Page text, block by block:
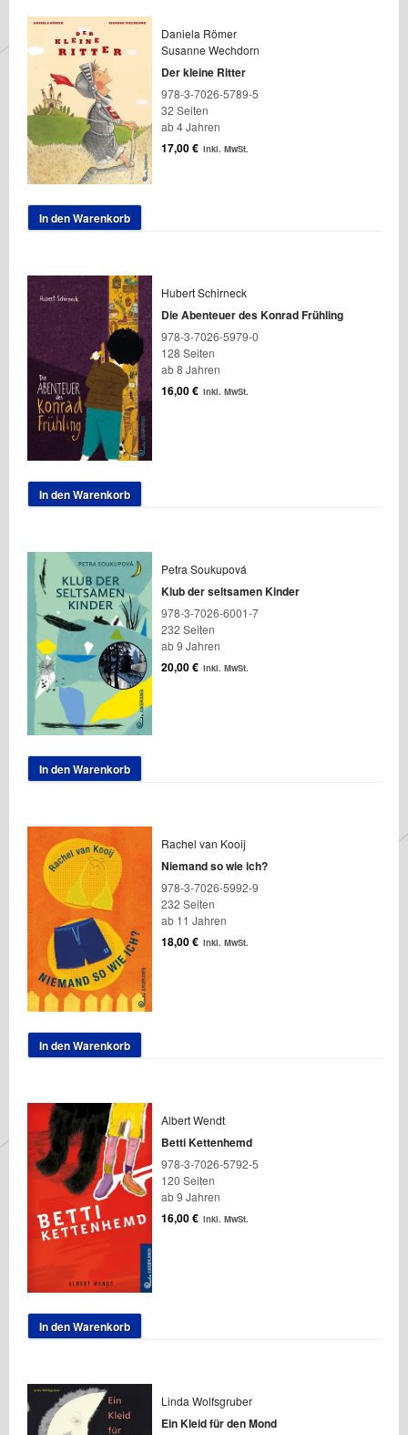
Daniela Römer
Susanne Wechdorn
Der kleine Ritter
978-3-7026-5789-5
32 Seiten
ab 4 Jahren
17,00€ inkl. MwSt.
In den Warenkorb
Hubert Schirneck
Die Abenteuer des Konrad Frühling
978-3-7026-5979-0
128 Seiten
ab 8 Jahren
16,00€ inkl. MwSt.
In den Warenkorb
Petra Soukupová
Klub der seltsamen Kinder
978-3-7026-6001-7
232 Seiten
ab 9 Jahren
20,00€ inkl. MwSt.
In den Warenkorb
Rachel van Kooij
Niemand so wie ich?
978-3-7026-5992-9
232 Seiten
ab 11 Jahren
18,00€ inkl. MwSt.
In den Warenkorb
Albert Wendt
Betti Kettenhemd
978-3-7026-5792-5
120 Seiten
ab 9 Jahren
16,00€ inkl. MwSt.
In den Warenkorb
Linda Wolfsgruber
Ein Kleid für den Mond